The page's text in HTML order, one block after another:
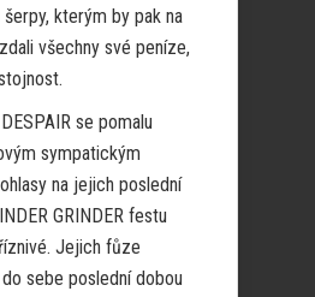
kterým by pak na
všechny své peníze,
se pomalu
sympatickým
na jejich poslední
GRINDER festu
Jejich fůze
sebe poslední dobou